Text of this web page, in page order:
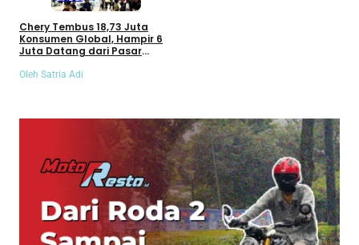
Chery Tembus 18,73 Juta
Konsumen Global, Hampir 6
Juta Datang dari Pasar
Oleh Satria Adi